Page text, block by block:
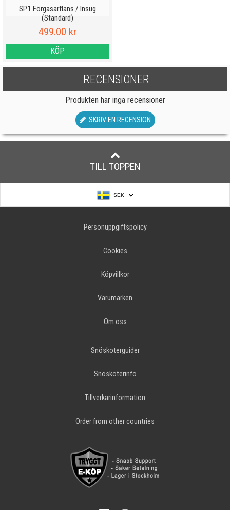
SP1 Förgasarfläns / Insug
(Standard)
499.00 kr
KÖP
RECENSIONER
Produkten har inga recensioner
SKRIV EN RECENSION
TILL TOPPEN
SEK
Personuppgiftspolicy
Cookies
Köpvillkor
Varumärken
Om oss
Snöskoterguider
Snöskoterinfo
Tillverkarinformation
Order from other countries